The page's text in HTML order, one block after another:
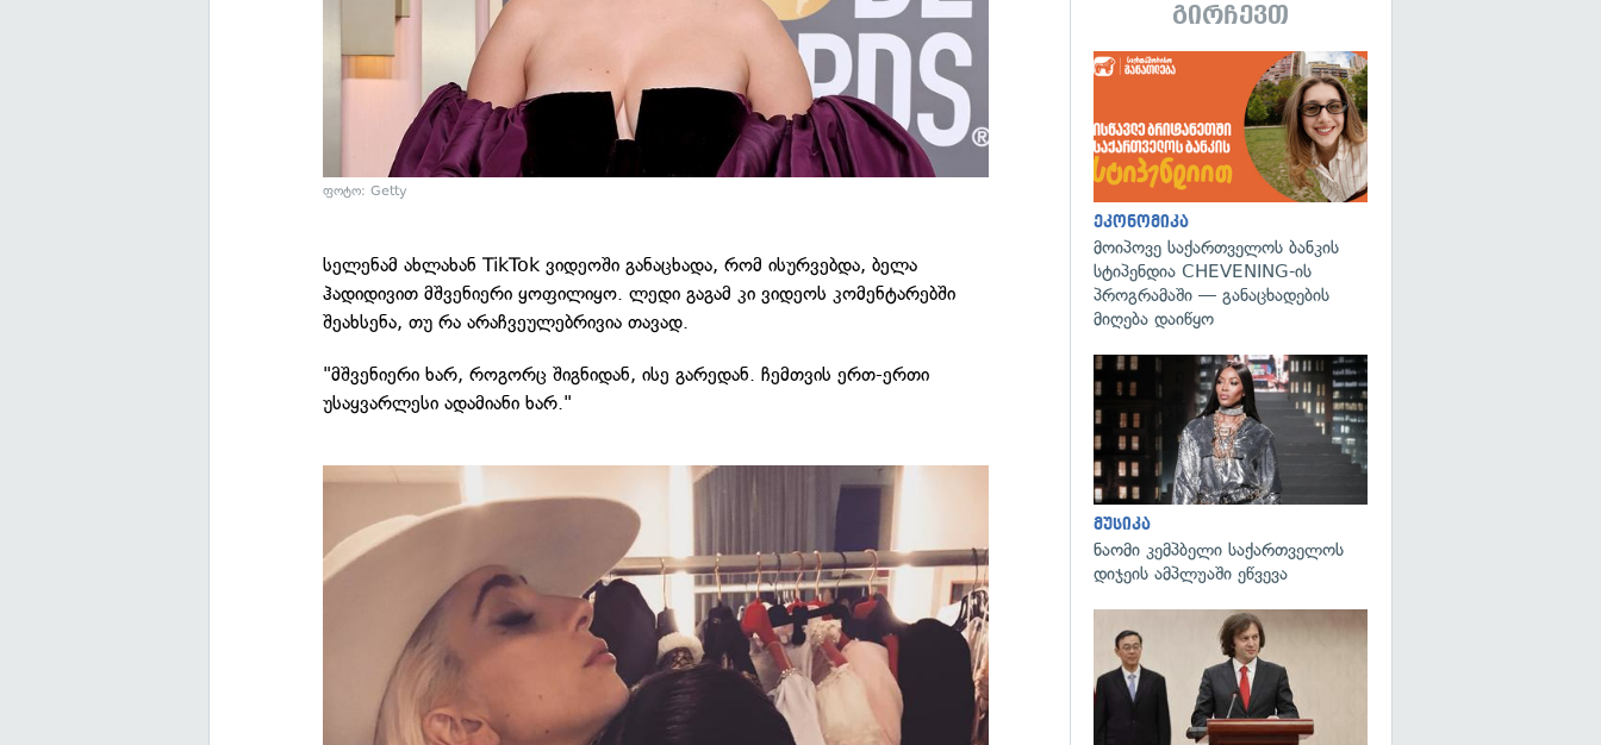
ფოტო: Getty
სელენამ ახლახან TikTok ვიდეოში განაცხადა, რომ ისურვებდა, ბელა
ჰადიდივით მშვენიერი ყოფილიყო. ლედი გაგამ კი ვიდეოს კომენტარებში
შეახსენა, თუ რა არაჩვეულებრივია თავად.
"მშვენიერი ხარ, როგორც შიგნიდან, ისე გარედან. ჩემთვის ერთ-ერთი
უსაყვარლესი ადამიანი ხარ."
გირჩევთ
ეკონომიკა
მოიპოვე საქართველოს ბანკის
სტიპენდია CHEVENING-ის
პროგრამაში — განაცხადების
მიღება დაიწყო
მუსიკა
ნაომი კემპბელი საქართველოს
დიჯეის ამპლუაში ეწვევა